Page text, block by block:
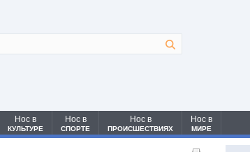
Нос в
КУЛЬТУРЕ
Нос в
СПОРТЕ
Нос в
ПРОИСШЕСТВИЯХ
Нос в
МИРЕ